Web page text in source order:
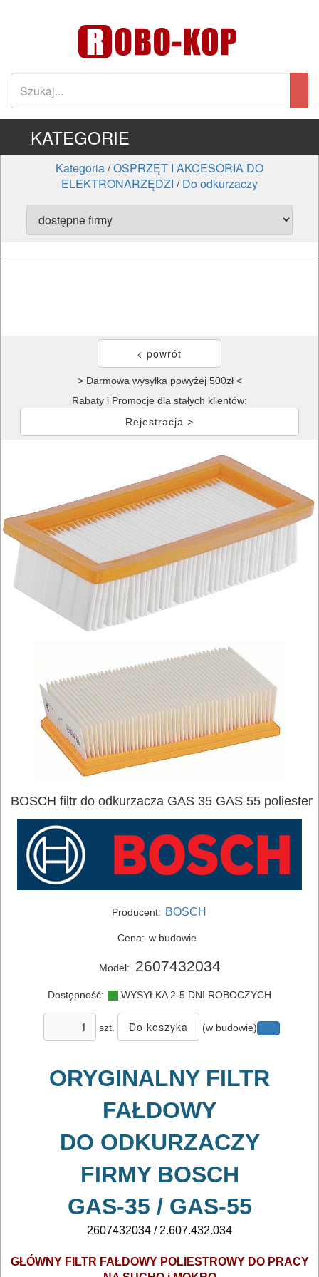
ELEKTRONARZĘDZIA
SIECIOWE
ELEKTRONARZĘDZIA
AKUMULATOROWE
ELEKTRONARZĘDZI
Zestawy
DO
BETONU
DO
DREWNA
METALU
Do
KATEGORIE
Kategoria/OSPRZĘT I AKCESORIA DO
ELEKTRONARZĘDZI /Do odkurzaczy
> Darmowa wysyłka powyżej 500zł <
Rabaty i Promocje dla stałych klientów:
Rejestracja >
BOSCH filtr do odkurzacza GAS 35 GAS 55 poliester
Producent: BOSCH
Cena: w budowie
Model: 2607432034
Dostępność: WYSYŁKA 2-5 DNI ROBOCZYCH
szt. (w budowie)
ORYGINALNY FILTR
FAŁDOWY
DO ODKURZACZY
FIRMY BOSCH
GAS-35 / GAS-55
2607432034 / 2.607.432.034
GŁÓWNY FILTR FAŁDOWY POLIESTROWY DO PRACY